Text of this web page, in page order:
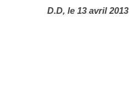
D.D, le 13 avril 2013